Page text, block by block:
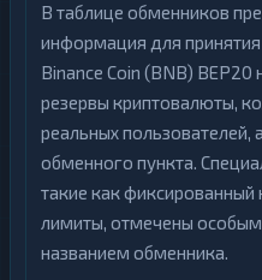
В таблице обменников
информация для
Binance Coin (BNB) BEP20
резервы криптовалюты,
реальных пользователей,
обменного пункта.
такие как
лимиты, отмечены
названием обменника.